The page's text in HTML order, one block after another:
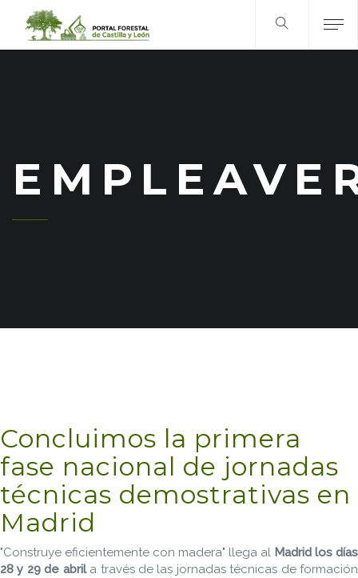
Concluimos la primera
fase nacional de jornadas
técnicas demostrativas en
Madrid
"Construye eficientemente con madera" llega al Madrid los días
28 y 29 de abrila través de las jornadas técnicas de formación